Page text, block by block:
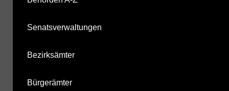
Senatsverwaltungen
Bezirksämter
Bürgerämter